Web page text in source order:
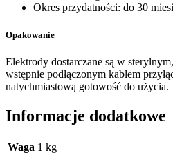
Okres przydatności: do 30
Opakowanie
Elektrody dostarczane są w
wstępnie podłączonym kablem
natychmiastową gotowość do użycia.
Informacje dodatkowe
Waga 1 kg